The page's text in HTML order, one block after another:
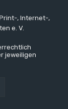
, Internet-,
e. V.
jeweiligen